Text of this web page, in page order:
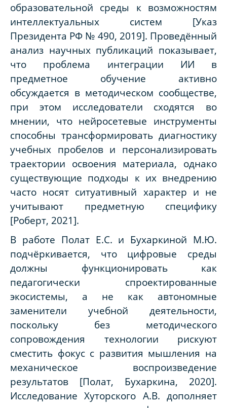
образовательной среды к возможностям
интеллектуальных систем [Указ
Президента РФ № 490, 2019]. Проведённый
анализ научных публикаций показывает,
что проблема интеграции ИИ в
предметное обучение активно
обсуждается в методическом сообществе,
при этом исследователи сходятся во
мнении, что нейросетевые инструменты
способны трансформировать диагностику
учебных пробелов и персонализировать
траектории освоения материала, однако
существующие подходы к их внедрению
часто носят ситуативный характер и не
учитывают предметную специфику
[Роберт, 2021].
В работе Полат Е.С. и Бухаркиной М.Ю.
подчёркивается, что цифровые среды
должны функционировать как
педагогически спроектированные
экосистемы, а не как автономные
заменители учебной деятельности,
поскольку без методического
сопровождения технологии рискуют
сместить фокус с развития мышления на
механическое воспроизведение
результатов [Полат, Бухаркина, 2020].
Исследование Хуторского А.В. дополняет